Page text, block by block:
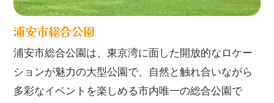
浦安市総合公園
浦安市総合公園は、東京湾に面した開放的なロケー
ションが魅力の大型公園で、自然と触れ合いながら
多彩なイベントを楽しめる市内唯一の総合公園で